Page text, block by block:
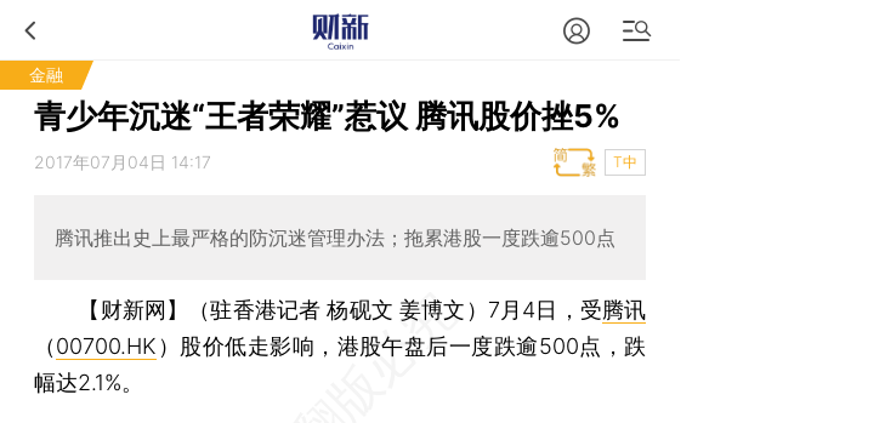
金融
青少年沉迷“王者荣耀”惹议 腾讯股价挫5%
2017年07月04日 14:17 T中
腾讯推出史上最严格的防沉迷管理办法；拖累港股一度跌逾500点
【财新网】（驻香港记者 杨砚文 姜博文） 7月4日，受腾讯
（00700.HK ）股价低走影响，港股午盘后一度跌逾500点，跌
幅达2.1%。